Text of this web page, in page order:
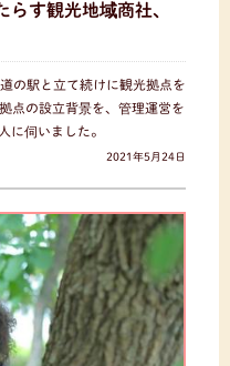
らす観光地域商社、
の駅と立て続けに観光拠点を
点の設立背景を、管理運営を
に伺いました。
2021年5月24日